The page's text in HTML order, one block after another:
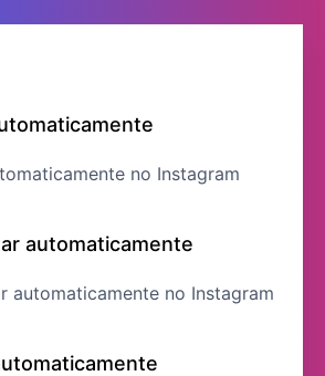
no Instagram
automaticamente
automaticamente no Instagram